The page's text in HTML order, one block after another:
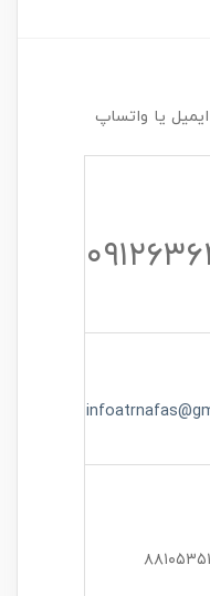
یا واتساپ
۸۸۱۰۵۳۵۱